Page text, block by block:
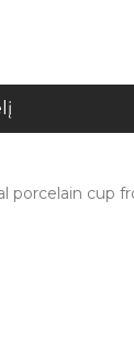
porcelain cup